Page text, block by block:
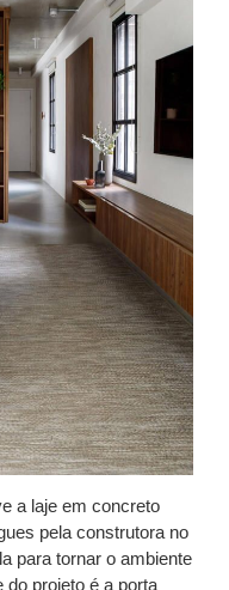
a laje em concreto
pela construtora no
para tornar o ambiente
projeto é a porta